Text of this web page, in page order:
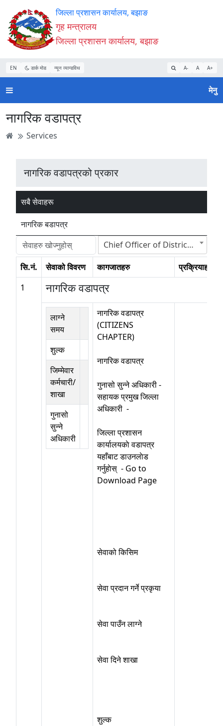
Accessibility
Mode
सुरु
गर्नुहोस्
सामाग्री
पढ्नुहाेस्
नेभिगेसन
पढ्नुहाेस्
वेबसाइट
खोजमा
जानुहोस्
जिल्ला प्रशासन कार्यालय, बझाङ
गृह मन्त्रालय
जिल्ला प्रशासन कार्यालय, बझाङ
EN डार्क मोड न्यून व्यान्डविथ A- A A+
मेनु
नागरिक वडापत्र
Services
नागरिक वडापत्रको प्रकार
सबै सेवाहरू
नागरिक बडापत्र
Chief Officer of District Bajhang(प्रमुख जिल्ला अधिकारी बझाङ)
सि.नं. सेवाको विवरण कागजातहरु
प्रक्रियाहरु
1
नागरिक वडापत्र
लाग्ने
समय
शुल्क
जिम्मेवार
कर्मचारी/
शाखा
गुनासो
सुन्ने
अधिकारी
नागरिक वडापत्र
(CITIZENS
CHAPTER)
नागरिक वडापत्र
गुनासो सुन्ने अधिकारी -
सहायक प्रमुख जिल्ला
अधिकारी -
जिल्ला प्रशासन
कार्यालयकाे वडापत्र
यहाँबाट डाउनलाेड
गर्नुहाेस् - Go to
Download Page
सेवाको किसिम
सेवा प्रदान गर्ने प्रकृया
सेवा पाउँन लाग्ने
सेवा दिने शाखा
शुल्क